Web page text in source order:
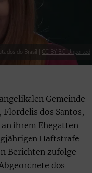
do Brasil | CC BY 3.0 Unported
Gemeinde
dos Santos,
ihrem Ehegatten
Haftstrafe
Berichten zufolge
dos